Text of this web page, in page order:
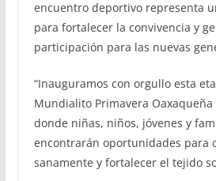
encuentro deportivo representa
para fortalecer la convivencia y
participación para las nuevas
“Inauguramos con orgullo esta
Mundialito Primavera
donde niñas, niños, jóvenes y
encontrarán oportunidades para
sanamente y fortalecer el tejido